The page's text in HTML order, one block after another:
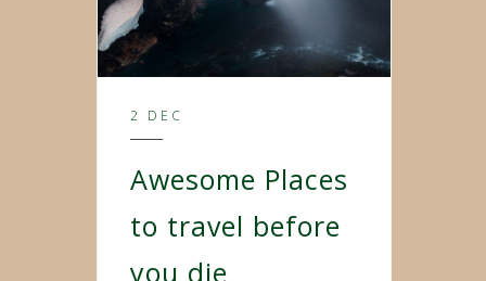
2 DEC
Awesome Places
to travel before
you die